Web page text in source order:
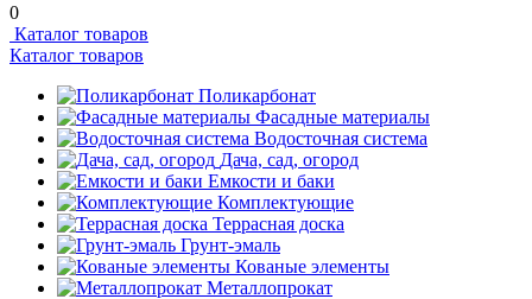
0
Каталог товаров
Каталог товаров
Поликарбонат
Фасадные материалы
Водосточная система
Дача, сад, огород
Емкости и баки
Комплектующие
Террасная доска
Грунт-эмаль
Кованые элементы
Металлопрокат